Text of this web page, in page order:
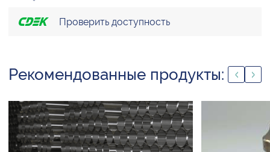
Проверить доступность
Рекомендованные продукты: